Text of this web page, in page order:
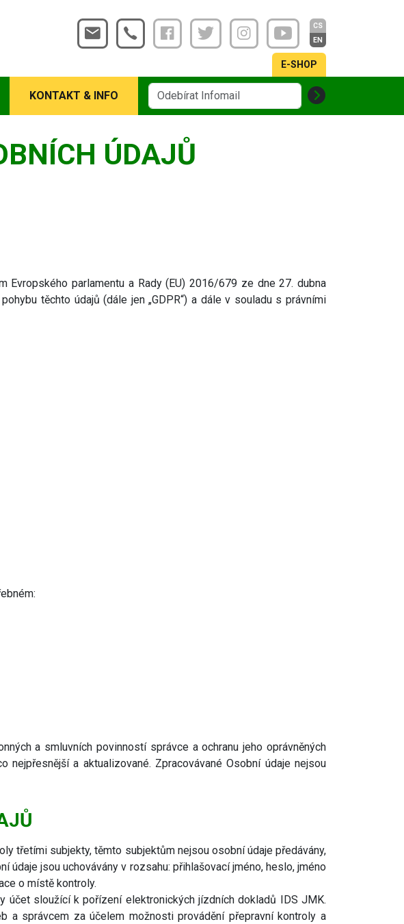
CS
EN
E-SHOP
KONTAKT & INFO
ÚDAJŮ
parlamentu a Rady (EU) 2016/679 ze dne 27. dubna
těchto údajů (dále jen „GDPR“) a dále v souladu s právními
a smluvních povinností správce a ochranu jeho oprávněných
a aktualizované. Zpracovávané Osobní údaje nejsou
třetími subjekty, těmto subjektům nejsou osobní údaje předávány,
jsou uchovávány v rozsahu: přihlašovací jméno, heslo, jméno
o místě kontroly.
sloužící k pořízení elektronických jízdních dokladů IDS JMK.
a správcem za účelem možnosti provádění přepravní kontroly a